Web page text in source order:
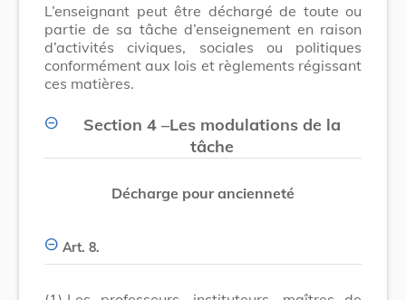
L’enseignant peut être déchargé de toute ou
partie de sa tâche d’enseignement en raison
d’activités civiques, sociales ou politiques
conformément aux lois et règlements régissant
ces matières.
Section 4 –Les modulations de la
tâche
Décharge pour ancienneté
Art. 8.